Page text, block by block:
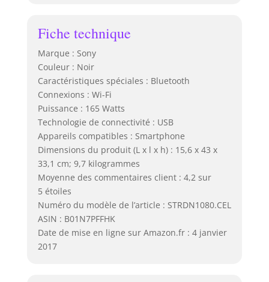
Fiche technique
Marque : Sony
Couleur : Noir
Caractéristiques spéciales : Bluetooth
Connexions : Wi-Fi
Puissance : 165 Watts
Technologie de connectivité : USB
Appareils compatibles : Smartphone
Dimensions du produit (L x l x h) : 15,6 x 43 x
33,1 cm; 9,7 kilogrammes
Moyenne des commentaires client : 4,2 sur
5 étoiles
Numéro du modèle de l’article : STRDN1080.CEL
ASIN : B01N7PFFHK
Date de mise en ligne sur Amazon.fr : 4 janvier
2017